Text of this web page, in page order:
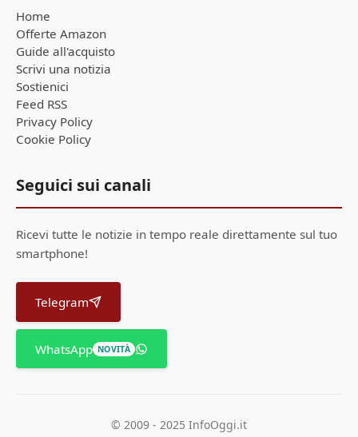
Home
Offerte Amazon
Guide all'acquisto
Scrivi una notizia
Sostienici
Feed RSS
Privacy Policy
Cookie Policy
Seguici sui canali
Ricevi tutte le notizie in tempo reale direttamente sul tuo
smartphone!
Telegram
WhatsApp NOVITÀ
© 2009 - 2025 InfoOggi.it